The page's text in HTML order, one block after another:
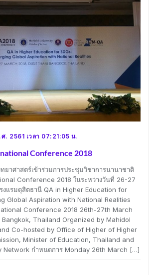
. 2561 เวลา 07:21:05 น.
Conference 2018
าศาสตร์เข้าร่วมการประชุมวิชาการนานาชาติ
Conference 2018 ในระหว่างวันที่ 26-27
แรมดุสิตธานี QA in Higher Education for
Global Aspiration with National Realities
Conference 2018 26th-27th March
Bangkok, Thailand Organized by Mahidol
Co-hosted by Office of Higher of Higher
Minister of Education, Thailand and
Network กำหนดการ Monday 26th March […]